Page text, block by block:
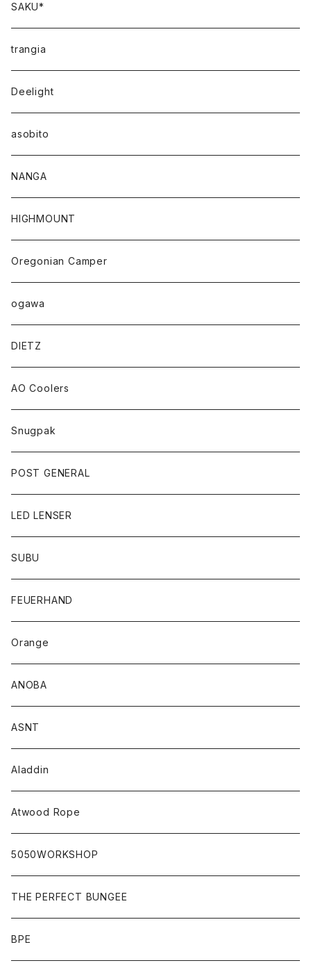
SAKU*
trangia
Deelight
asobito
NANGA
HIGHMOUNT
Oregonian Camper
ogawa
DIETZ
AO Coolers
Snugpak
POST GENERAL
LED LENSER
SUBU
FEUERHAND
Orange
ANOBA
ASNT
Aladdin
Atwood Rope
5050WORKSHOP
THE PERFECT BUNGEE
BPE